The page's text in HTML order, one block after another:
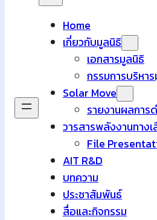
Home
เกี่ยวกับมูลนิธิ
เอกสารมูลนิธิ
กรรมการบริหา
Solar Move
รายงานผลการ
วารสารพลังงานทาง
File
AIT R&D
บทความ
ประชาสัมพันธ์
สื่อและกิจกรรม